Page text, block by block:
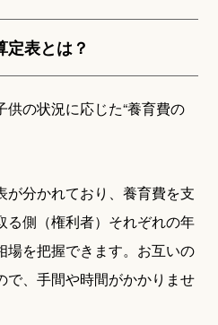
定表とは？
の状況に応じた“養育費の
が分かれており、養育費を支
る側（権利者）それぞれの年
場を把握できます。お互いの
で、手間や時間がかかりませ